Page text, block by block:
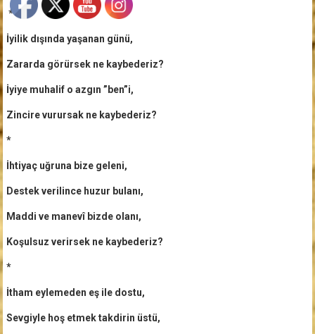
*
İyilik dışında yaşanan günü,
Zararda görürsek ne kaybederiz?
İyiye muhalif o azgın ”ben”i,
Zincire vurursak ne kaybederiz?
*
İhtiyaç uğruna bize geleni,
Destek verilince huzur bulanı,
Maddi ve manevî bizde olanı,
Koşulsuz verirsek ne kaybederiz?
*
İtham eylemeden eş ile dostu,
Sevgiyle hoş etmek takdirin üstü,